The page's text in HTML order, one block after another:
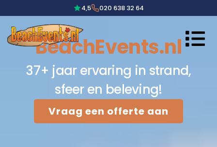
4,5 020 638 32 64
BeachEvents.nl
37+ jaar ervaring in strand,
sfeer en beleving!
Vraag een offerte aan